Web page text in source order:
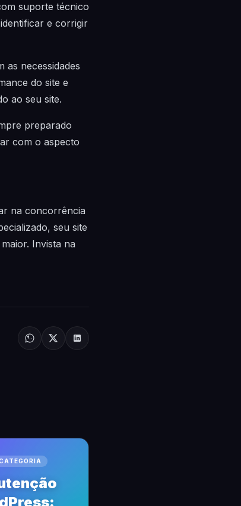
suporte técnico
e corrigir
as necessidades
do site e
ao seu site.
preparado
com o aspecto
na concorrência
seu site
Invista na